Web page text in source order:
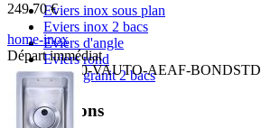
249.70 €
home-inox
HI-34x40R10-VAUTO-AEAF-BONDSTD
Départ immédiat
Eviers inox sous plan
Eviers inox 2 bacs
Eviers d'angle
Eviers rond
Eviers granit 2 bacs
Informations